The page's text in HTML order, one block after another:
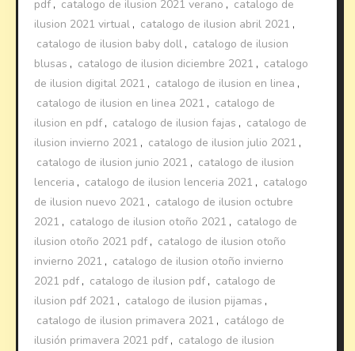
pdf , catalogo de ilusion 2021 verano , catalogo de
ilusion 2021 virtual , catalogo de ilusion abril 2021 ,
catalogo de ilusion baby doll , catalogo de ilusion
blusas , catalogo de ilusion diciembre 2021 , catalogo
de ilusion digital 2021 , catalogo de ilusion en linea ,
catalogo de ilusion en linea 2021 , catalogo de
ilusion en pdf , catalogo de ilusion fajas , catalogo de
ilusion invierno 2021 , catalogo de ilusion julio 2021 ,
catalogo de ilusion junio 2021 , catalogo de ilusion
lenceria , catalogo de ilusion lenceria 2021 , catalogo
de ilusion nuevo 2021 , catalogo de ilusion octubre
2021 , catalogo de ilusion otoño 2021 , catalogo de
ilusion otoño 2021 pdf , catalogo de ilusion otoño
invierno 2021 , catalogo de ilusion otoño invierno
2021 pdf , catalogo de ilusion pdf , catalogo de
ilusion pdf 2021 , catalogo de ilusion pijamas ,
catalogo de ilusion primavera 2021 , catálogo de
ilusión primavera 2021 pdf , catalogo de ilusion